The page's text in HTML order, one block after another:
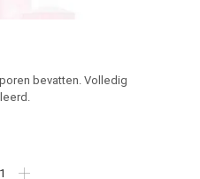
bevatten. Volledig